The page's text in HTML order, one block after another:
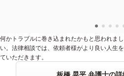
何かトラブルに巻き込まれたかもと思われま
い。法律相談では、依頼者様がより良い人生
ていただきます。